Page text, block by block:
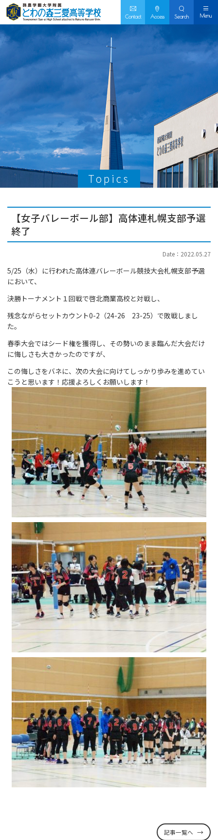
Contact Access Search Menu
Topics
【女子バレーボール部】高体連札幌支部予選
終了
Date：2022.05.27
5/25（水）に行われた高体連バレーボール競技大会札幌支部予選
において、
決勝トーナメント１回戦で啓北商業高校と対戦し、
残念ながらセットカウント0-2（24-26 23-25）で敗戦しまし
た。
春季大会ではシード権を獲得し、その勢いのまま臨んだ大会だけ
に悔しさも大きかったのですが、
この悔しさをバネに、次の大会に向けてしっかり歩みを進めてい
こうと思います！応援よろしくお願いします！
記事一覧へ